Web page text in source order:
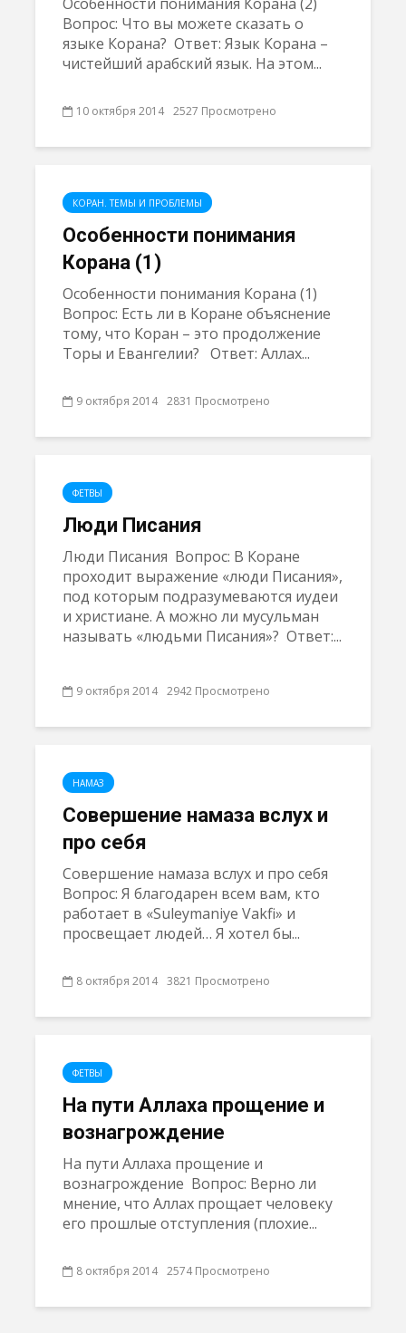
Вопрос: Что вы можете сказать о
языке Корана? Ответ: Язык Корана –
чистейший арабский язык. На этом...
10 октября 2014 2527 Просмотрено
КОРАН. ТЕМЫ И ПРОБЛЕМЫ
Особенности понимания
Корана (1)
Особенности понимания Корана (1)
Вопрос: Есть ли в Коране объяснение
тому, что Коран – это продолжение
Торы и Евангелии? Ответ: Аллах...
9 октября 2014 2831 Просмотрено
ФЕТВЫ
Люди Писания
Люди Писания Вопрос: В Коране
проходит выражение «люди Писания»,
под которым подразумеваются иудеи
и христиане. А можно ли мусульман
называть «людьми Писания»? Ответ:...
9 октября 2014 2942 Просмотрено
НАМАЗ
Совершение намаза вслух и
про себя
Совершение намаза вслух и про себя
Вопрос: Я благодарен всем вам, кто
работает в «Suleymaniye Vakfi» и
просвещает людей… Я хотел бы...
8 октября 2014 3821 Просмотрено
ФЕТВЫ
На пути Аллаха прощение и
вознагрождение
На пути Аллаха прощение и
вознагрождение Вопрос: Верно ли
мнение, что Аллах прощает человеку
его прошлые отступления (плохие...
8 октября 2014 2574 Просмотрено